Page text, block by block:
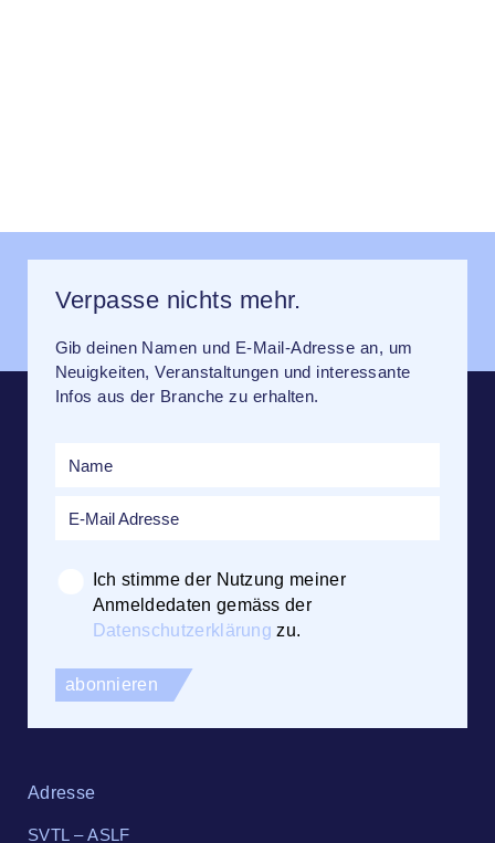
Verpasse nichts mehr.
Gib deinen Namen und E-Mail-Adresse an, um
Neuigkeiten, Veranstaltungen und interessante
Infos aus der Branche zu erhalten.
Ich stimme der Nutzung meiner
Anmeldedaten gemäss der
Datenschutzerklärung zu.
Adresse
SVTL – ASLF